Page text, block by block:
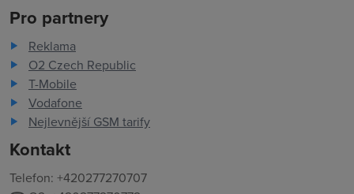
Pro partnery
Reklama
O2 Czech Republic
T-Mobile
Vodafone
Nejlevnější GSM tarify
Kontakt
Telefon: +420277270707